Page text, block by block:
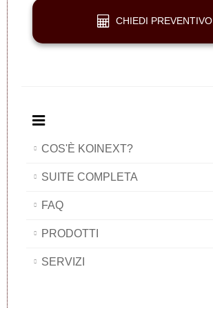
CHIEDI PREVENTIVO
COS'È KOINEXT?
SUITE COMPLETA
FAQ
PRODOTTI
SERVIZI